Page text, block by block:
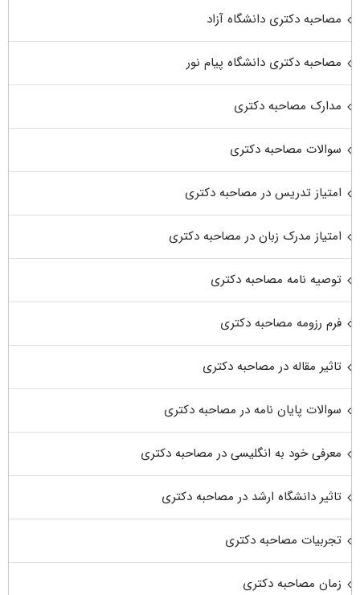
مصاحبه دکتری دانشگاه آزاد
مصاحبه دکتری دانشگاه پیام نور
مدارک مصاحبه دکتری
سوالات مصاحبه دکتری
امتیاز تدریس در مصاحبه دکتری
امتیاز مدرک زبان در مصاحبه دکتری
توصیه نامه مصاحبه دکتری
فرم رزومه مصاحبه دکتری
تاثیر مقاله در مصاحبه دکتری
سوالات پایان نامه در مصاحبه دکتری
معرفی خود به انگلیسی در مصاحبه دکتری
تاثیر دانشگاه ارشد در مصاحبه دکتری
تجربیات مصاحبه دکتری
زمان مصاحبه دکتری